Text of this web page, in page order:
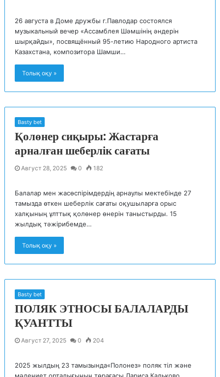
26 августа в Доме дружбы г.Павлодар состоялся
музыкальный вечер «Ассамблея Шәмшінің әндерін
шырқайды», посвящённый 95-летию Народного артиста
Казахстана, композитора Шамши…
Толық оқу »
Basty bet
Қолөнер сиқыры: Жастарға
арналған шеберлік сағаты
Август 28, 2025 0 182
Балалар мен жасөспірімдердің арнаулы мектебінде 27
тамызда өткен шеберлік сағаты оқушыларға орыс
халқының ұлттық қолөнер өнерін таныстырды. 15
жылдық тәжірибемде…
Толық оқу »
Basty bet
ПОЛЯК ЭТНОСЫ БАЛАЛАРДЫ
ҚУАНТТЫ
Август 27, 2025 0 204
2025 жылдың 23 тамызында«Полонез» поляк тіл және